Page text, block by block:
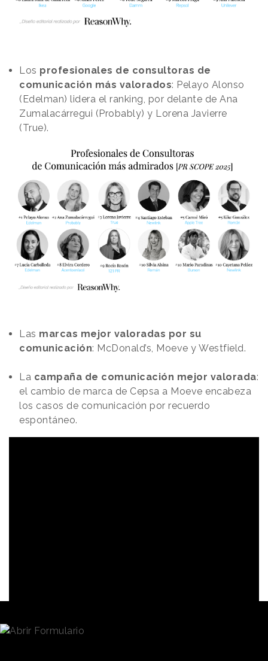
Los profesionales de consultoras de
comunicación más valorados: Pelayo Alonso
(Edelman) lidera el ranking, por delante de Ana
Zumalacárregui (Probably) y Lorena Javierre
(True).
Las marcas mejor valoradas por su
comunicación: McDonald’s, Moeve y Westfield.
La campaña de comunicación mejor valorada:
el cambio de marca de Cepsa a Moeve encabeza
los casos de comunicación por recuerdo
espontáneo.